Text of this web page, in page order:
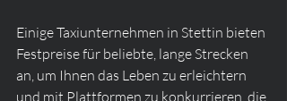
Einige Taxiunternehmen in Stettin bieten
Festpreise für beliebte, lange Strecken
an, um Ihnen das Leben zu erleichtern
und mit Plattformen zu konkurrieren, die